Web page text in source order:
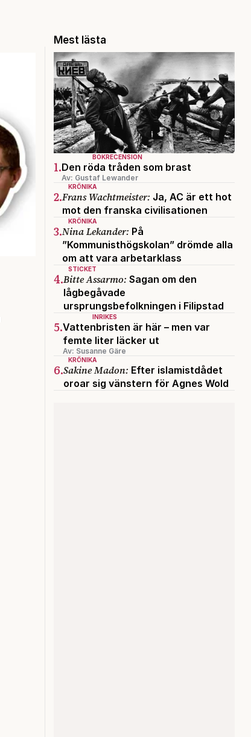
Mest lästa
BOKRECENSION
1.Den röda tråden som brast
Av: Gustaf Lewander
KRÖNIKA
2.Frans Wachtmeister: Ja, AC är ett hot
mot den franska civilisationen
KRÖNIKA
3.Nina Lekander: På
”Kommunisthögskolan” drömde alla
om att vara arbetarklass
STICKET
4.Bitte Assarmo: Sagan om den
lågbegåvade
ursprungsbefolkningen i Filipstad
INRIKES
5.Vattenbristen är här – men var
femte liter läcker ut
Av: Susanne Gäre
KRÖNIKA
6.Sakine Madon: Efter islamistdådet
oroar sig vänstern för Agnes Wold